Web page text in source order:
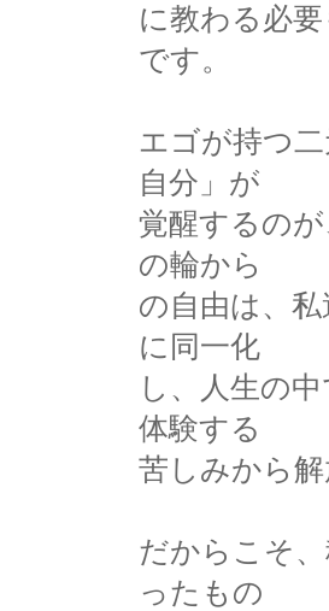
に教わる必
です。
エゴが持つ
自分」が
覚醒するの
の輪から
の自由は、
に同一化
し、人生の
体験する
苦しみから
だからこそ
ったもの